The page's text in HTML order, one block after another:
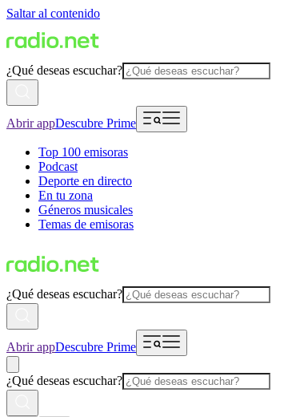
Saltar al contenido
¿Qué deseas escuchar?
Abrir appDescubre Prime
Top 100 emisoras
Podcast
Deporte en directo
En tu zona
Géneros musicales
Temas de emisoras
¿Qué deseas escuchar?
Abrir appDescubre Prime
¿Qué deseas escuchar?